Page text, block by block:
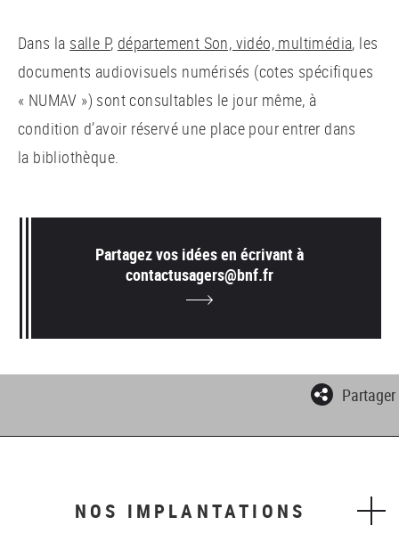
Dans la salle P, département Son, vidéo, multimédia, les
documents audiovisuels numérisés (cotes spécifiques
« NUMAV ») sont consultables le jour même, à
condition d’avoir réservé une place pour entrer dans
la bibliothèque.
Partagez vos idées en écrivant à
contactusagers@bnf.fr
Partager
NOS IMPLANTATIONS